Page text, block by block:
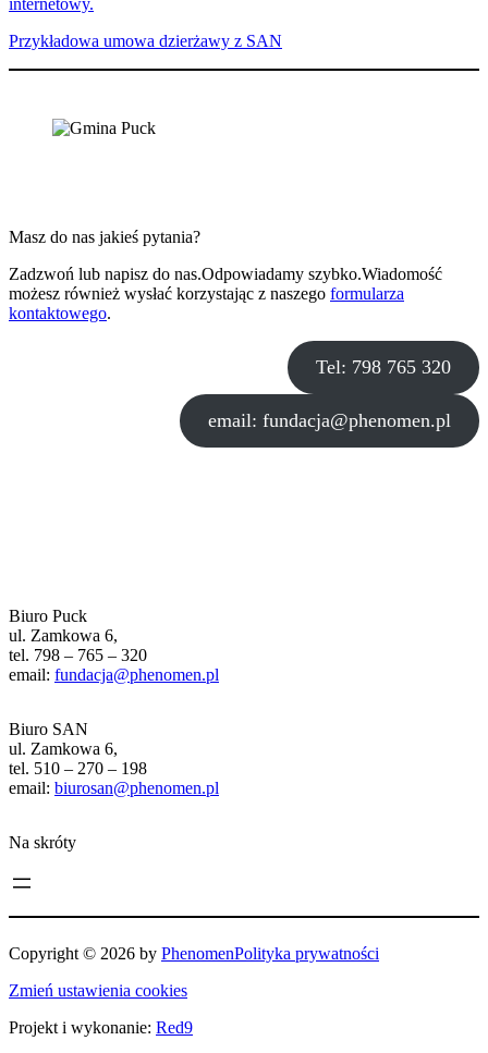
internetowy.
Przykładowa umowa dzierżawy z SAN
Masz do nas jakieś pytania?
Zadzwoń lub napisz do nas.Odpowiadamy szybko.Wiadomość
możesz również wysłać korzystając z naszego formularza
kontaktowego.
Tel: 798 765 320
email: fundacja@phenomen.pl
Biuro Puck
ul. Zamkowa 6,
tel. 798 – 765 – 320
email: fundacja@phenomen.pl
Biuro SAN
ul. Zamkowa 6,
tel. 510 – 270 – 198
email: biurosan@phenomen.pl
Na skróty
Copyright © 2026 by PhenomenPolityka prywatności
Zmień ustawienia cookies
Projekt i wykonanie: Red9